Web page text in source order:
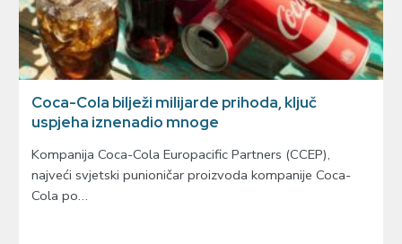
Coca-Cola bilježi milijarde prihoda, ključ
uspjeha iznenadio mnoge
Kompanija Coca-Cola Europacific Partners (CCEP),
najveći svjetski punioničar proizvoda kompanije Coca-
Cola po…